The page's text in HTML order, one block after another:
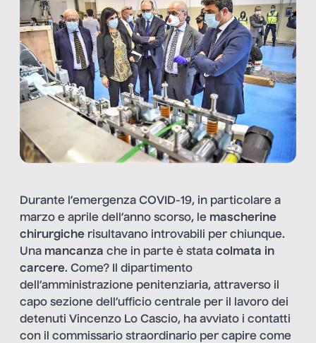
Durante l’emergenza COVID-19, in particolare a
marzo e aprile dell’anno scorso, le mascherine
chirurgiche risultavano introvabili per chiunque.
Una mancanza che in parte è stata colmata in
carcere. Come? Il dipartimento
dell’amministrazione penitenziaria, attraverso il
capo sezione dell’ufficio centrale per il lavoro dei
detenuti Vincenzo Lo Cascio, ha avviato i contatti
con il commissario straordinario per capire come